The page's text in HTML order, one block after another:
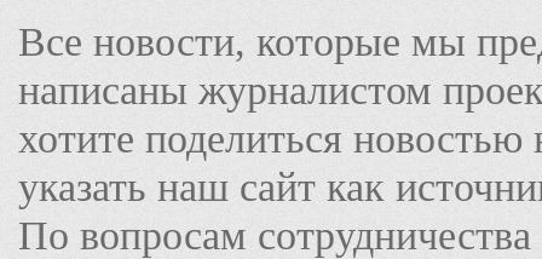
Все новости, которые мы
написаны журналистом
хотите поделиться
указать наш сайт как
По вопросам